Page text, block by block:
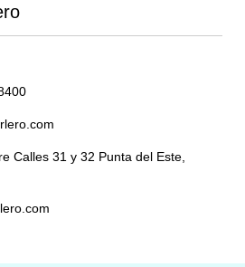
Calles 31 y 32 Punta del Este,